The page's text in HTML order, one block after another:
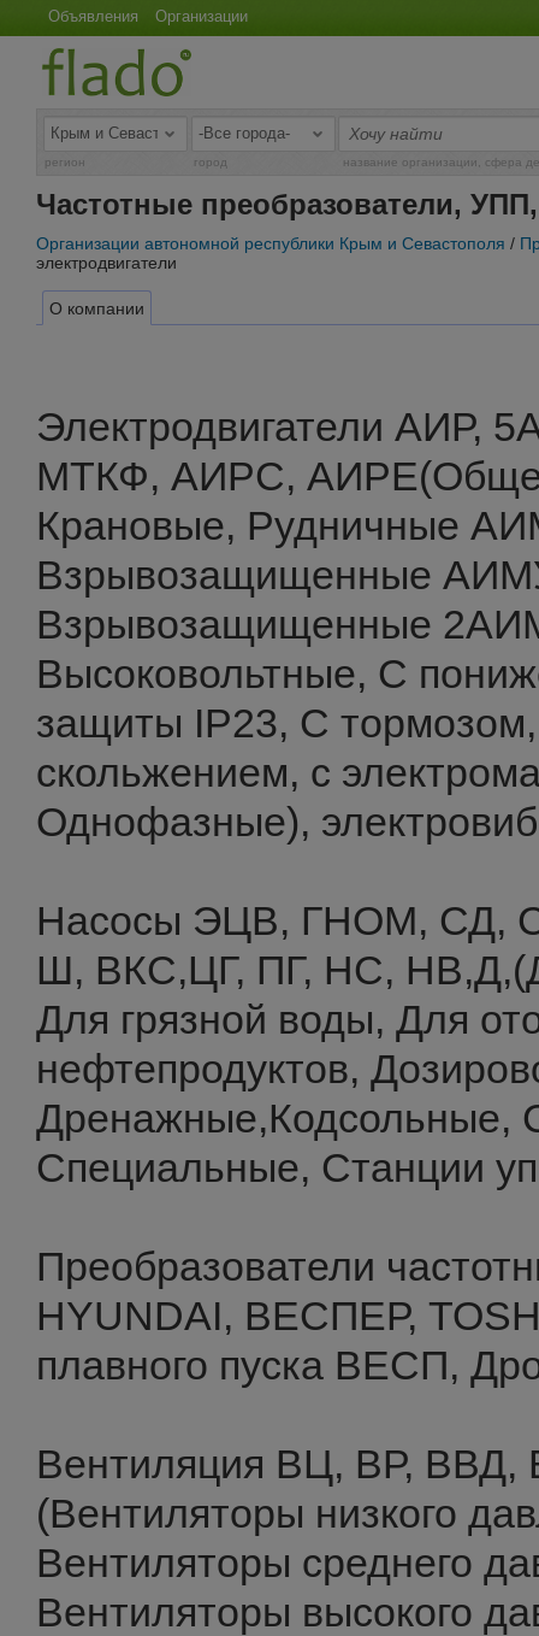
Объявления Организации
регион город название организации, сфера
Частотные преобразователи,
Организации автономной республики Крым и Севастополя /
электродвигатели
О компании
Электродвигатели АИР,
МТКФ, АИРС,
Крановые, Рудничные
Взрывозащищенные
Взрывозащищенные
Высоковольтные, С
защиты IP23, С
скольжением, с
Однофазные),
Насосы ЭЦВ, ГНОМ, СД,
Ш, ВКС,ЦГ, ПГ, НС,
Для грязной воды, Для
нефтепродуктов,
Дренажные,Кодсольные,
Специальные, Станции
Преобразователи
HYUNDAI, ВЕСПЕР,
плавного пуска ВЕСП,
Вентиляция ВЦ, ВР,
(Вентиляторы низкого
Вентиляторы среднего
Вентиляторы высокого